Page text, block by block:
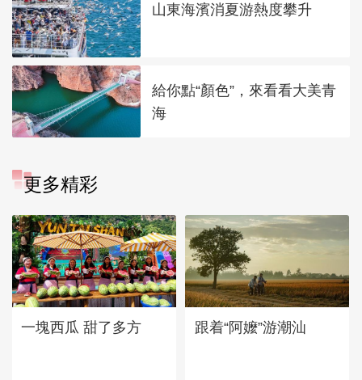
山東海濱消夏游熱度攀升
給你點“顏色”，來看看大美青
海
更多精彩
一塊西瓜 甜了多方 跟着“阿嬤”游潮汕